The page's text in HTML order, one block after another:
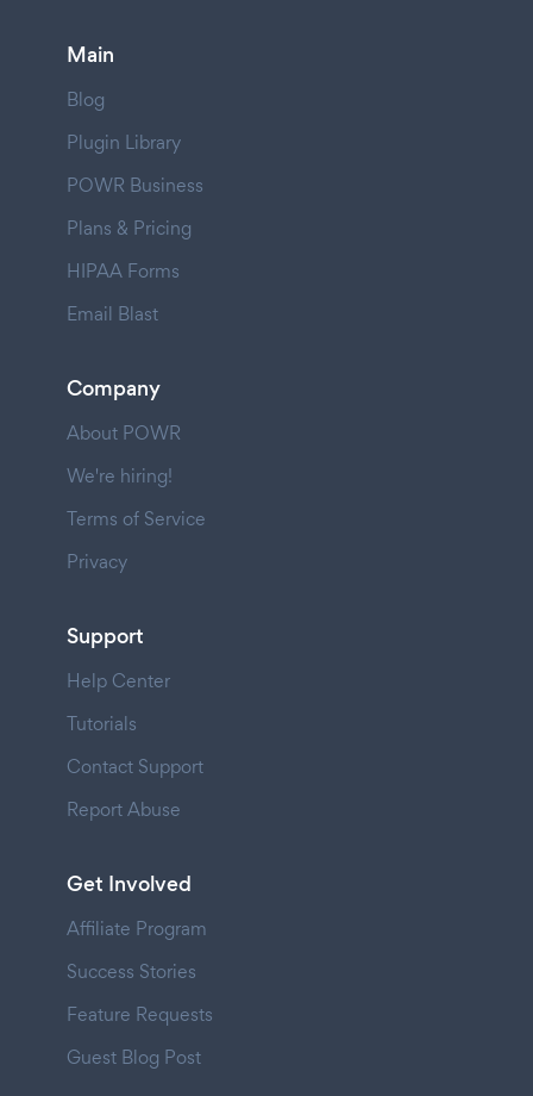
Main
Blog
Plugin Library
POWR Business
Plans & Pricing
HIPAA Forms
Email Blast
Company
About POWR
We're hiring!
Terms of Service
Privacy
Support
Help Center
Tutorials
Contact Support
Report Abuse
Get Involved
Affiliate Program
Success Stories
Feature Requests
Guest Blog Post